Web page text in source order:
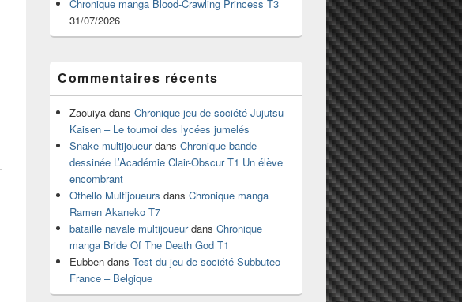
Chronique manga Blood-Crawling Princess T3
31/07/2026
Commentaires récents
Zaouiya dans Chronique jeu de société Jujutsu
Kaisen – Le tournoi des lycées jumelés
Snake multijoueurdans Chronique bande
dessinée L’Académie Clair-Obscur T1 Un élève
encombrant
Othello Multijoueurs dans Chronique manga
Ramen Akaneko T7
bataille navale multijoueurdans Chronique
manga Bride Of The Death God T1
Eubben dans Test du jeu de société Subbuteo
France – Belgique